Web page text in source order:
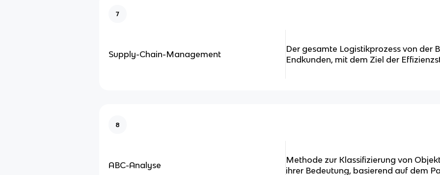
7
Supply-Chain-Management
Der gesamte Logistikprozess von der
Endkunden, mit dem Ziel der
8
ABC-Analyse
Methode zur Klassifizierung von
ihrer Bedeutung, basierend auf dem